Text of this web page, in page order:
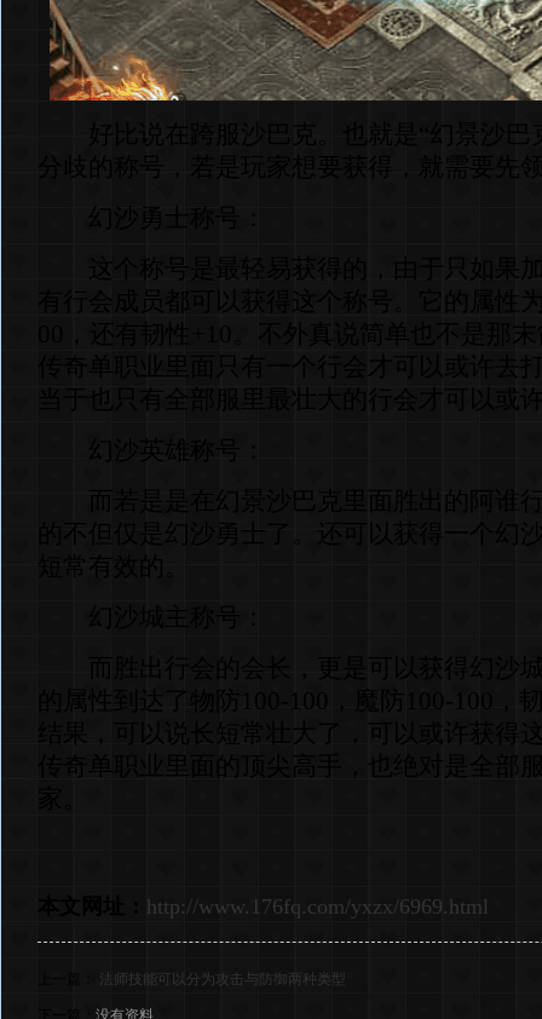
好比说在跨服沙巴克。也就是“幻景沙巴
分歧的称号，若是玩家想要获得，就需要先
幻沙勇士称号：
这个称号是最轻易获得的，由于只如果
有行会成员都可以获得这个称号。它的属性
00，还有韧性+10。不外真说简单也不是那
传奇单职业里面只有一个行会才可以或许去
当于也只有全部服里最壮大的行会才可以或
幻沙英雄称号：
而若是是在幻景沙巴克里面胜出的阿谁
的不但仅是幻沙勇士了。还可以获得一个幻
短常有效的。
幻沙城主称号：
而胜出行会的会长，更是可以获得幻沙
的属性到达了物防100-100，魔防100-100，
结果，可以说长短常壮大了，可以或许获得
传奇单职业里面的顶尖高手，也绝对是全部
本文网址： http://www.176fq.com/yxzx/6969.html
法师技能可以分为攻击与防御两种类型
没有资料